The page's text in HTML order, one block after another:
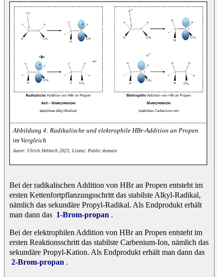
Radikalische und elektrophile HBr-Addition an Propen
im Vergleich
Autor: Ulrich Helmich 2023, Lizenz: Public domain
Bei der radikalischen Addition von HBr an Propen entsteht im
ersten Kettenfortpflanzungsschritt das stabilste Alkyl-Radikal,
nämlich das sekundäre Propyl-Radikal. Als Endprodukt erhält
man dann das 1-Brom-propan .
Bei der elektrophilen Addition von HBr an Propen entsteht im
ersten Reaktionsschritt das stabilste Carbenium-Ion, nämlich das
sekundäre Propyl-Kation. Als Endprodukt erhält man dann das
2-Brom-propan .